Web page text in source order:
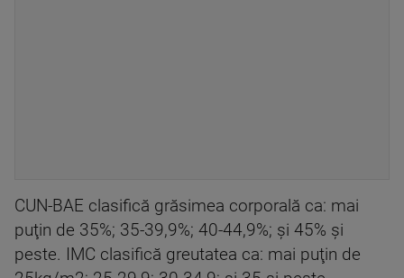
CUN-BAE clasifică grăsimea corporală ca: mai
puţin de 35%; 35-39,9%; 40-44,9%; şi 45% şi
peste. IMC clasifică greutatea ca: mai puţin de